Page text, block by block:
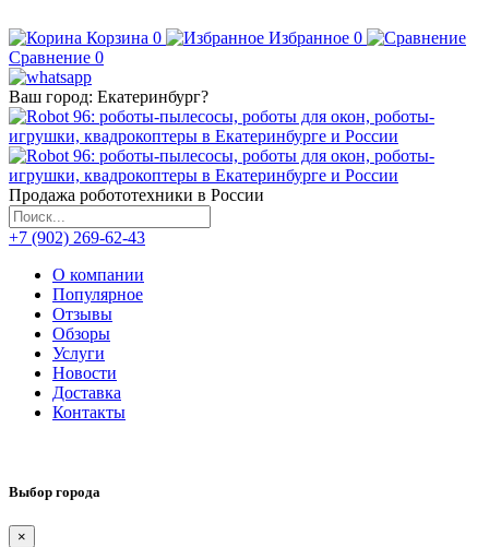
Корзина 0 Избранное 0
Сравнение 0
Ваш город: Екатеринбург?
Продажа робототехники в России
+7 (902) 269-62-43
О компании
Популярное
Отзывы
Обзоры
Услуги
Новости
Доставка
Контакты
Выбор города
×